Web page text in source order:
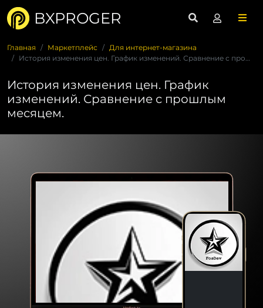
BXPROGER
Главная Маркетплейс
Для интернет-магазина
История изменения цен. График изменений. Сравнение с прошлым...
История изменения цен. График
изменений. Сравнение с прошлым
месяцем.